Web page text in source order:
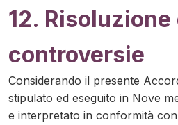
12. Risoluzione
controversie
Considerando il presente
stipulato ed eseguito in Nove
e interpretato in conformità